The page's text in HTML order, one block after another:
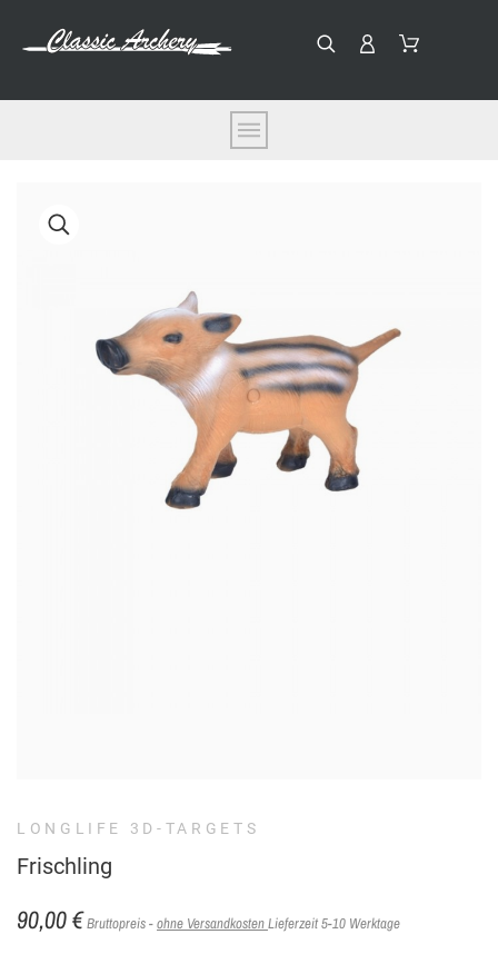
LONGLIFE 3D-TARGETS
Frischling
90,00 €Bruttopreis ohne VersandkostenLieferzeit 5-10 Werktage